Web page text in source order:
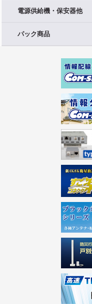
電源供給機・保安器他
パック商品